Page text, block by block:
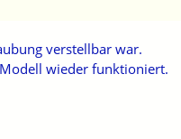
verstellbar war.
wieder funktioniert.